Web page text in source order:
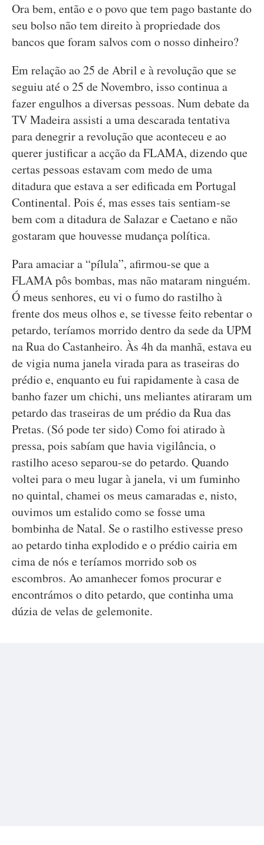
Ora bem, então e o povo que tem pago bastante do
seu bolso não tem direito à propriedade dos
bancos que foram salvos com o nosso dinheiro?
Em relação ao 25 de Abril e à revolução que se
seguiu até o 25 de Novembro, isso continua a
fazer engulhos a diversas pessoas. Num debate da
TV Madeira assisti a uma descarada tentativa
para denegrir a revolução que aconteceu e ao
querer justificar a acção da FLAMA, dizendo que
certas pessoas estavam com medo de uma
ditadura que estava a ser edificada em Portugal
Continental. Pois é, mas esses tais sentiam-se
bem com a ditadura de Salazar e Caetano e não
gostaram que houvesse mudança política.
Para amaciar a “pílula”, afirmou-se que a
FLAMA pôs bombas, mas não mataram ninguém.
Ó meus senhores, eu vi o fumo do rastilho à
frente dos meus olhos e, se tivesse feito rebentar o
petardo, teríamos morrido dentro da sede da UPM
na Rua do Castanheiro. Às 4h da manhã, estava eu
de vigia numa janela virada para as traseiras do
prédio e, enquanto eu fui rapidamente à casa de
banho fazer um chichi, uns meliantes atiraram um
petardo das traseiras de um prédio da Rua das
Pretas. (Só pode ter sido) Como foi atirado à
pressa, pois sabíam que havia vigilância, o
rastilho aceso separou-se do petardo. Quando
voltei para o meu lugar à janela, vi um fuminho
no quintal, chamei os meus camaradas e, nisto,
ouvimos um estalido como se fosse uma
bombinha de Natal. Se o rastilho estivesse preso
ao petardo tinha explodido e o prédio cairia em
cima de nós e teríamos morrido sob os
escombros. Ao amanhecer fomos procurar e
encontrámos o dito petardo, que continha uma
dúzia de velas de gelemonite.